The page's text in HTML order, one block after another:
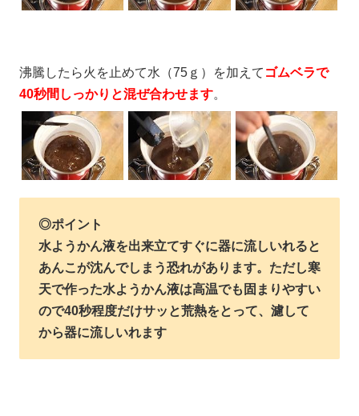
沸騰したら火を止めて水（75ｇ）を加えて ゴムベラで
40秒間しっかりと混ぜ合わせます。
◎ポイント
水ようかん液を出来立てすぐに器に流しいれると
あんこが沈んでしまう恐れがあります。ただし寒
天で作った水ようかん液は高温でも固まりやすい
ので40秒程度だけサッと荒熱をとって、濾して
から器に流しいれます